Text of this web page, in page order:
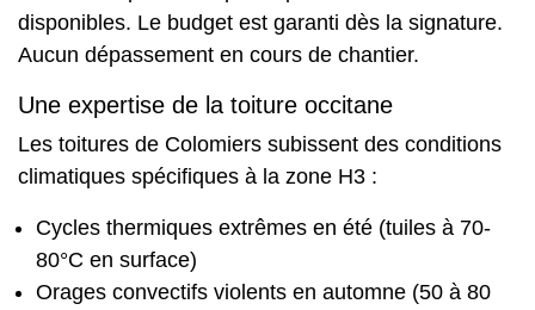
disponibles. Le budget est garanti dès la signature.
Aucun dépassement en cours de chantier.
Une expertise de la toiture occitane
Les toitures de Colomiers subissent des conditions
climatiques spécifiques à la zone H3 :
Cycles thermiques extrêmes en été (tuiles à 70-
80°C en surface)
Orages convectifs violents en automne (50 à 80